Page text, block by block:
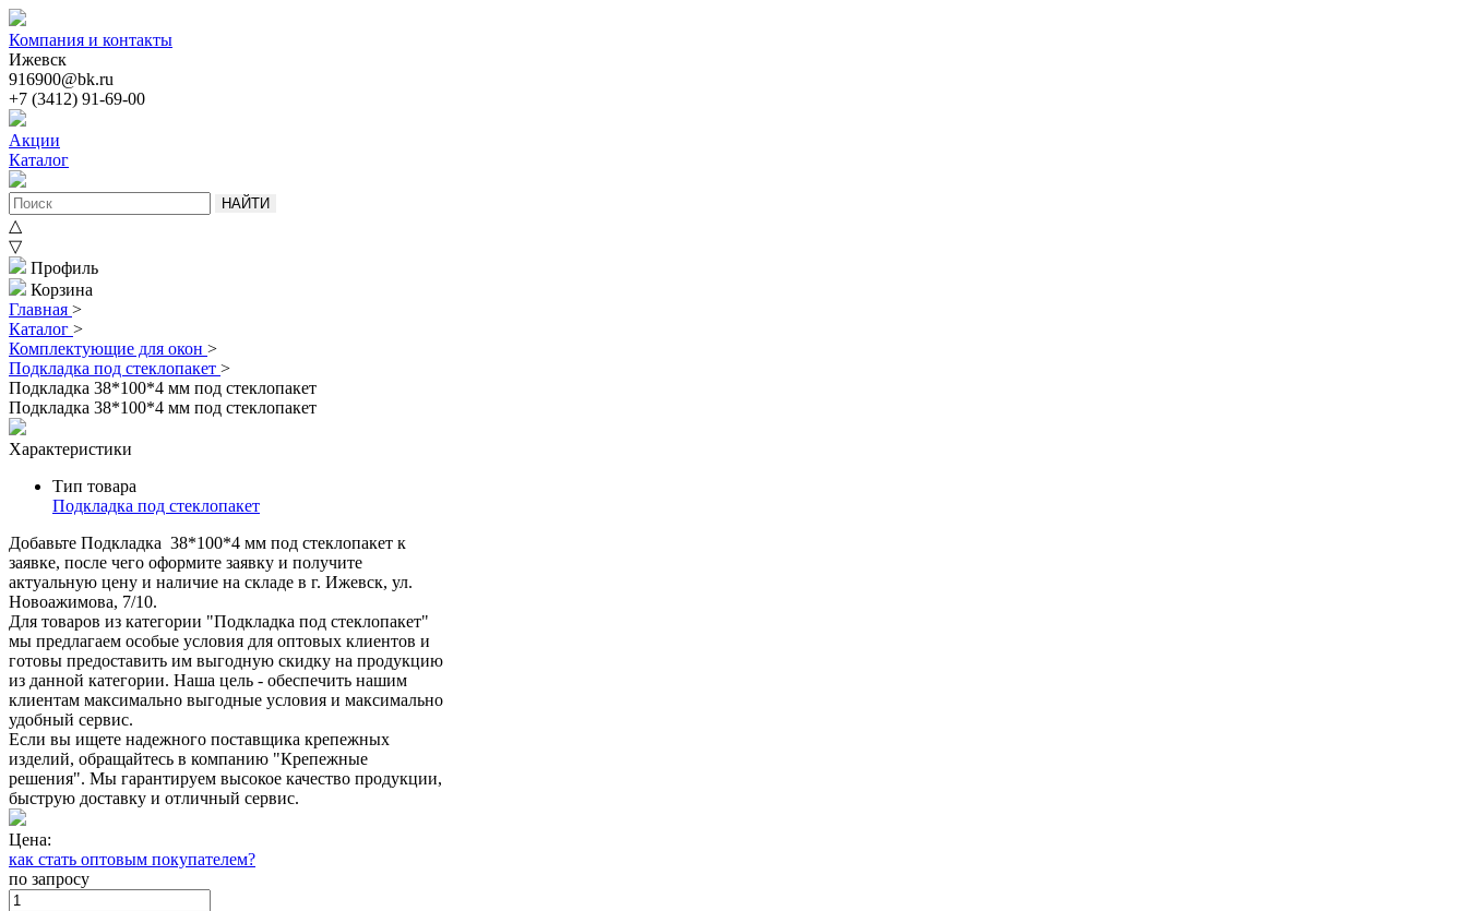
Компания и контакты
Ижевск
916900@bk.ru
+7 (3412) 91-69-00
Акции
Каталог
НАЙТИ
△
▽
Профиль
Корзина
Главная >
Каталог >
Комплектующие для окон >
Подкладка под стеклопакет >
Подкладка 38*100*4 мм под стеклопакет
Подкладка 38*100*4 мм под стеклопакет
Характеристики
Тип товара
Подкладка под стеклопакет
Добавьте Подкладка 38*100*4 мм под стеклопакет к
заявке, после чего оформите заявку и получите
актуальную цену и наличие на складе в г. Ижевск, ул.
Новоажимова, 7/10.
Для товаров из категории "Подкладка под стеклопакет"
мы предлагаем особые условия для оптовых клиентов и
готовы предоставить им выгодную скидку на продукцию
из данной категории. Наша цель - обеспечить нашим
клиентам максимально выгодные условия и максимально
удобный сервис.
Если вы ищете надежного поставщика крепежных
изделий, обращайтесь в компанию "Крепежные
решения". Мы гарантируем высокое качество продукции,
быструю доставку и отличный сервис.
Цена:
как стать оптовым покупателем?
по запросу